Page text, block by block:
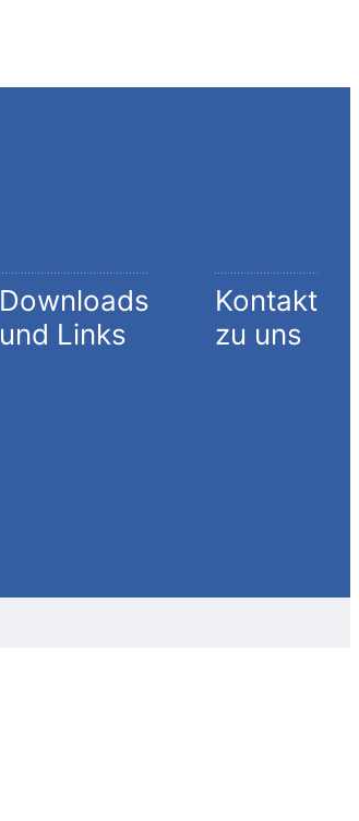
Downloads
und Links
Kontakt
zu uns